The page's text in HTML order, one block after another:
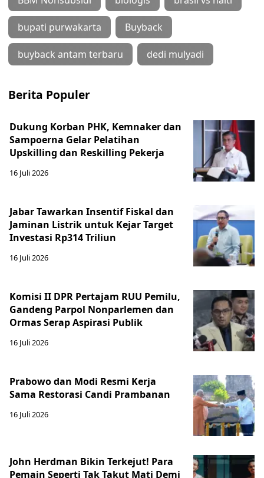
bupati purwakarta Buyback
buyback antam terbaru dedi mulyadi
Berita Populer
Dukung Korban PHK, Kemnaker dan
Sampoerna Gelar Pelatihan
Upskilling dan Reskilling Pekerja
16 Juli 2026
Jabar Tawarkan Insentif Fiskal dan
Jaminan Listrik untuk Kejar Target
Investasi Rp314 Triliun
16 Juli 2026
Komisi II DPR Pertajam RUU Pemilu,
Gandeng Parpol Nonparlemen dan
Ormas Serap Aspirasi Publik
16 Juli 2026
Prabowo dan Modi Resmi Kerja
Sama Restorasi Candi Prambanan
16 Juli 2026
John Herdman Bikin Terkejut! Para
Pemain Seperti Tak Takut Mati Demi